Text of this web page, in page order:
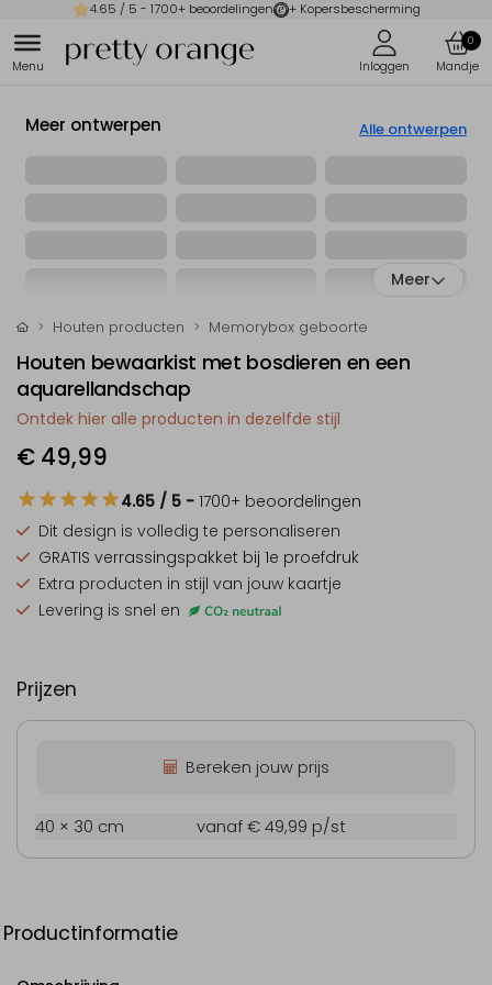
4.65 / 5 - 1700+ beoordelingen + Kopersbescherming
0
Meer ontwerpen Alle ontwerpen
Meer
Houten producten Memorybox geboorte
Houten bewaarkist met bosdieren en een
aquarellandschap
Ontdek hier alle producten in dezelfde stijl
€ 49,99
4.65 / 5 - 1700+ beoordelingen
Dit design is volledig te personaliseren
GRATIS verrassingspakket bij 1e proefdruk
Extra producten in stijl van jouw kaartje
Levering is snel en
Prijzen
Bereken jouw prijs
40 × 30 cm vanaf € 49,99 p/st
Productinformatie